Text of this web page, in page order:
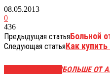
08.05.2013
0
436
Предыдущая статьяБольной
Следующая статьяКак
БОЛЬШЕ ОТ